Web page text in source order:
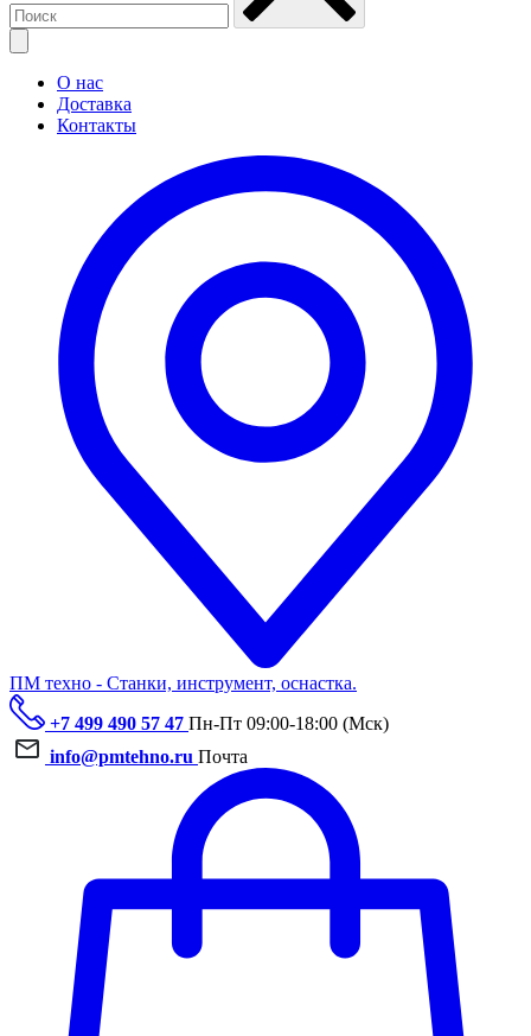
О нас
Доставка
Контакты
ПМ техно - Станки, инструмент, оснастка.
+7 499 490 57 47 Пн-Пт 09:00-18:00 (Мск)
info@pmtehno.ru Почта